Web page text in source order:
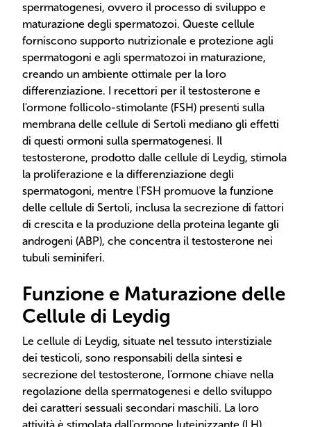
spermatogenesi, ovvero il processo di sviluppo e
maturazione degli spermatozoi. Queste cellule
forniscono supporto nutrizionale e protezione agli
spermatogoni e agli spermatozoi in maturazione,
creando un ambiente ottimale per la loro
differenziazione. I recettori per il testosterone e
l'ormone follicolo-stimolante (FSH) presenti sulla
membrana delle cellule di Sertoli mediano gli effetti
di questi ormoni sulla spermatogenesi. Il
testosterone, prodotto dalle cellule di Leydig, stimola
la proliferazione e la differenziazione degli
spermatogoni, mentre l'FSH promuove la funzione
delle cellule di Sertoli, inclusa la secrezione di fattori
di crescita e la produzione della proteina legante gli
androgeni (ABP), che concentra il testosterone nei
tubuli seminiferi.
Funzione e Maturazione delle
Cellule di Leydig
Le cellule di Leydig, situate nel tessuto interstiziale
dei testicoli, sono responsabili della sintesi e
secrezione del testosterone, l'ormone chiave nella
regolazione della spermatogenesi e dello sviluppo
dei caratteri sessuali secondari maschili. La loro